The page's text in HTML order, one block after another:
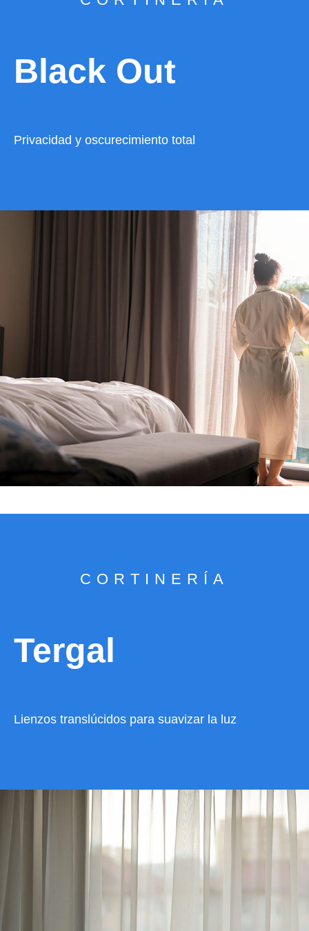
Black Out
Privacidad y oscurecimiento total
VER CATÁLOGO
CORTINERÍA
Tergal
Lienzos translúcidos para suavizar la luz
VER CATÁLOGO